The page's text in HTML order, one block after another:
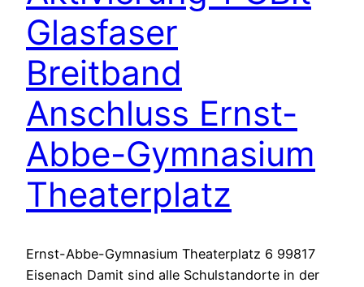
Glasfaser
Breitband
Anschluss Ernst-
Abbe-Gymnasium
Theaterplatz
Ernst-Abbe-Gymnasium Theaterplatz 6 99817
Eisenach Damit sind alle Schulstandorte in der